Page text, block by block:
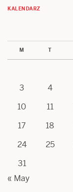
KALENDARZ
M T
3
4
10
11
17
18
24
25
31
« May